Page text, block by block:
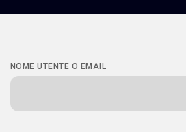
NOME UTENTE O EMAIL